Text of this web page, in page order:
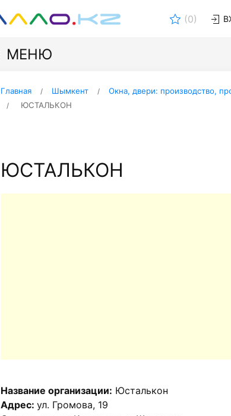
(0)
МЕНЮ
Главная Шымкент
Окна, двери: производство,
ЮСТАЛЬКОН
ЮСТАЛЬКОН
Название организации: Юсталькон
Адрес: ул. Громова, 19